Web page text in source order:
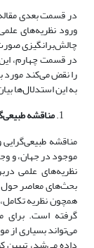
در قسمت بعدی
ورود نظریه‌‌های
چالش‌برانگیزی
در قسمت چهارم،
را نقض می‌کند مورد
به این استدلال‌‌ها
مناقشه
مناقشه
موجود در جهان، و
نظریه‌‌های علمی
بحث‌‌های معاصر حول
همچون نظریه
گرفته است. برای
می‌تواند بسیاری از